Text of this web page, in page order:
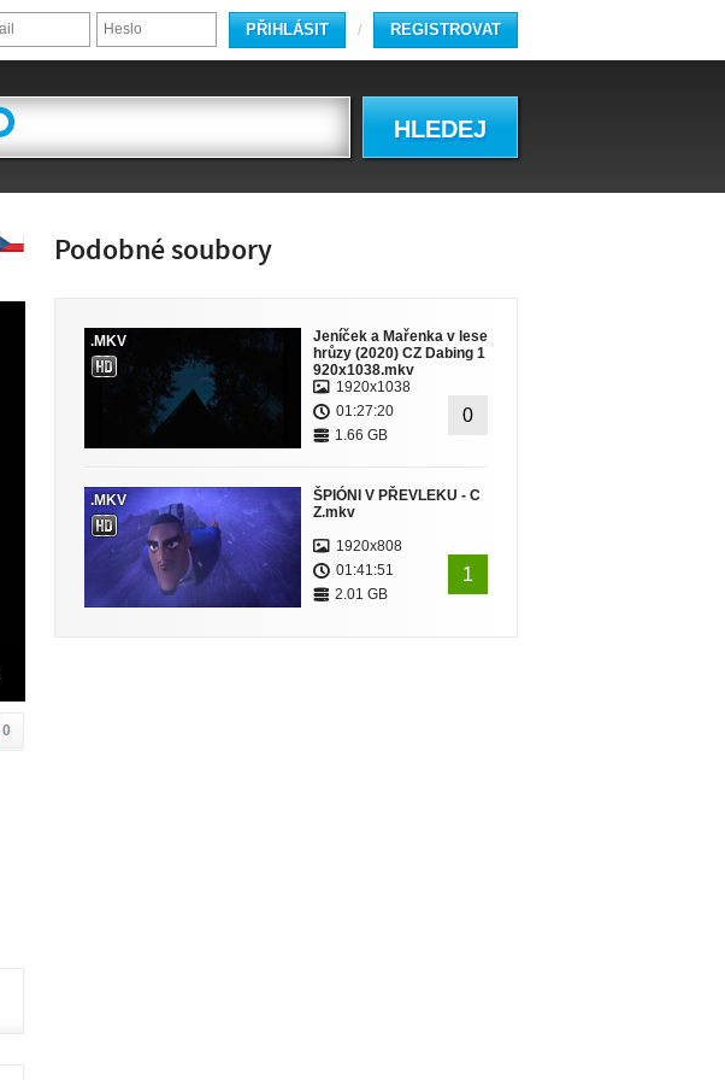
/
PŘIHLÁSIT REGISTROVAT
HLEDEJ
0
Podobné soubory
.MKV
Jeníček a Mařenka v lese
hrůzy (2020) CZ Dabing 1
920x1038.mkv
1920x1038
01:27:20
1.66 GB
0
.MKV
ŠPIÓNI V PŘEVLEKU - C
Z.mkv
1920x808
01:41:51
2.01 GB
1